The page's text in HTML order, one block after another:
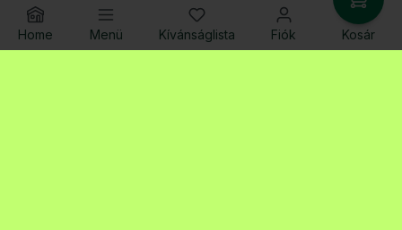
Home Menü Kívánságlista Fiók Kosár